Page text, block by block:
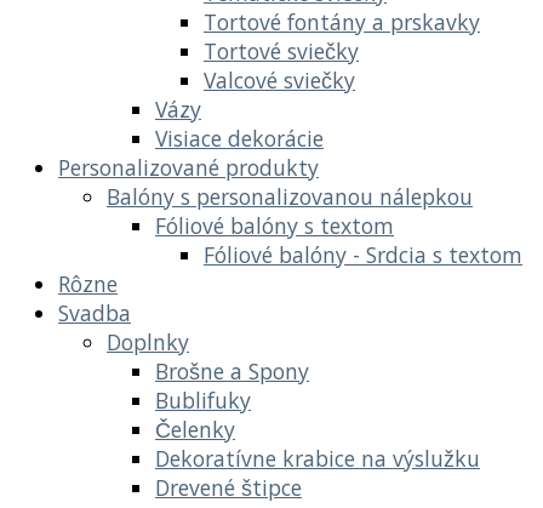
Tortové fontány a prskavky
Tortové sviečky
Valcové sviečky
Vázy
Visiace dekorácie
Personalizované produkty
Balóny s personalizovanou nálepkou
Fóliové balóny s textom
Fóliové balóny - Srdcia s textom
Rôzne
Svadba
Doplnky
Brošne a Spony
Bublifuky
Čelenky
Dekoratívne krabice na výslužku
Drevené štipce